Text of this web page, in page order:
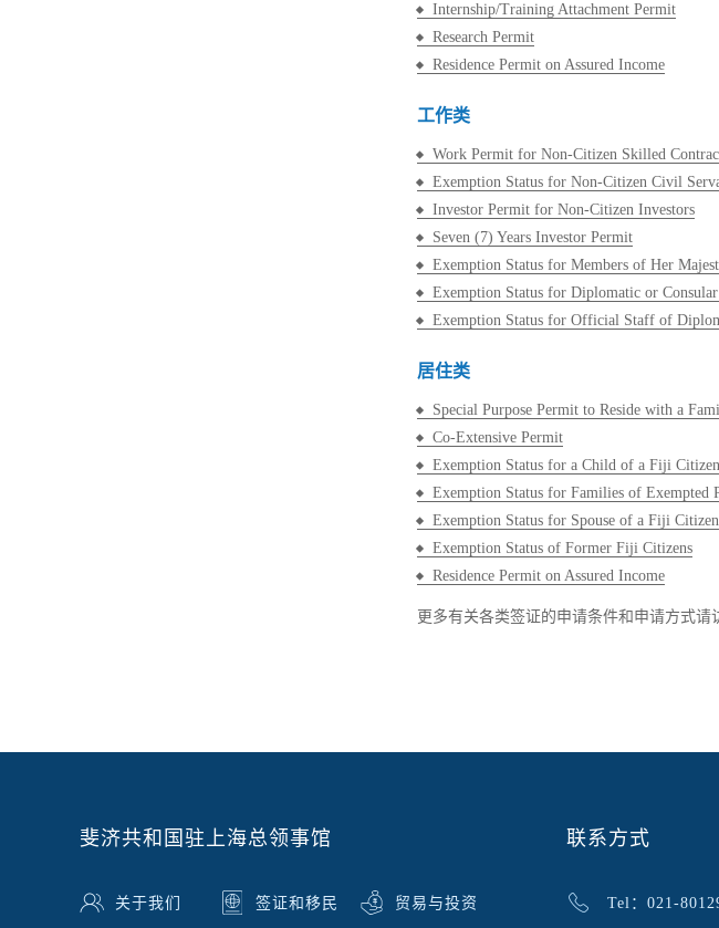
Internship/Training Attachment Permit
Research Permit
Residence Permit on Assured Income
工作类
Work Permit for Non-Citizen Skilled
Exemption Status for Non-Citizen Civil
Investor Permit for Non-Citizen Investors
Seven (7) Years Investor Permit
Exemption Status for Members of Her
Exemption Status for Diplomatic or Consular
Exemption Status for Official Staff of
居住类
Special Purpose Permit to Reside with a
Co-Extensive Permit
Exemption Status for a Child of a Fiji Citizen
Exemption Status for Families of Exempted
Exemption Status for Spouse of a Fiji Citizen
Exemption Status of Former Fiji Citizens
Residence Permit on Assured Income
更多有关各类签证的申请条件和申请方式请
斐济共和国驻上海总领事馆
关于我们 签证和移民 贸易与投资
联系方式
Tel：021-